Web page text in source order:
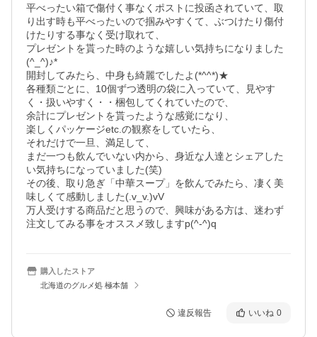
平べったい箱で傷付く事なくポストに投函されていて、取
り出す時も平べったいので掴みやすくて、ぶつけたり傷付
けたりする事なく受け取れて、
プレゼントを貰った時のような嬉しい気持ちになりました
(^_^)♪*
開封してみたら、中身も綺麗でしたよ(*^^*)★
各種類ごとに、10個ずつ透明の袋に入っていて、見やす
く・扱いやすく・・梱包してくれていたので、
余計にプレゼントを貰ったような感覚になり、
楽しくパッケージetc.の観察をしていたら、
それだけで一旦、満足して、
まだ一つも飲んでいない内から、身近な人達とシェアした
い気持ちになっていました(笑)
その後、取り急ぎ「中華スープ」を飲んでみたら、凄く美
味しくて感動しました(.v_v.)vV
万人受けする商品だと思うので、興味がある方は、迷わず
注文してみる事をオススメ致しますp(^-^)q
購入したストア
北海道のグルメ処 極本舗
違反報告 いいね 0